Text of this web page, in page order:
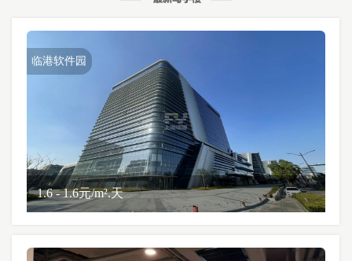
临港软件园
1.6 - 1.6元/m².天